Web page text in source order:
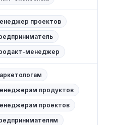
проектов
менеджер
продуктов
проектов